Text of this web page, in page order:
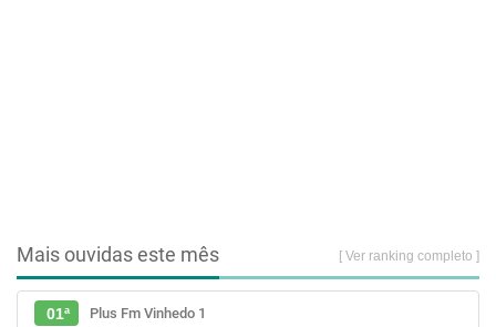
Mais ouvidas este mês [ Ver ranking completo ]
01ª
Plus Fm Vinhedo 1